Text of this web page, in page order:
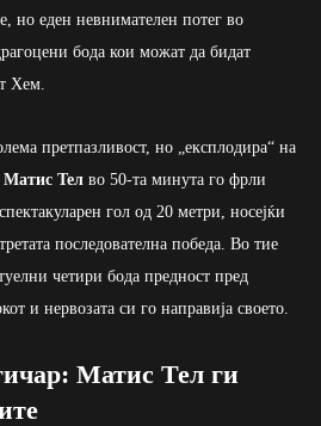
но еден невнимателен потег во
бода кои можат да бидат
Хем.
претпазливост, но „експлодира“ на
Матис Тел во 50-та минута го фрли
гол од 20 метри, носејќи
последователна победа. Во тие
четири бода предност пред
и нервозата си го направија своето.
Матис Тел ги